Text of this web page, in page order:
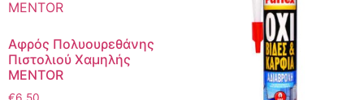
Αφρός Πολυουρεθάνης
Πιστολιού Χαμηλής
MENTOR
€6.50